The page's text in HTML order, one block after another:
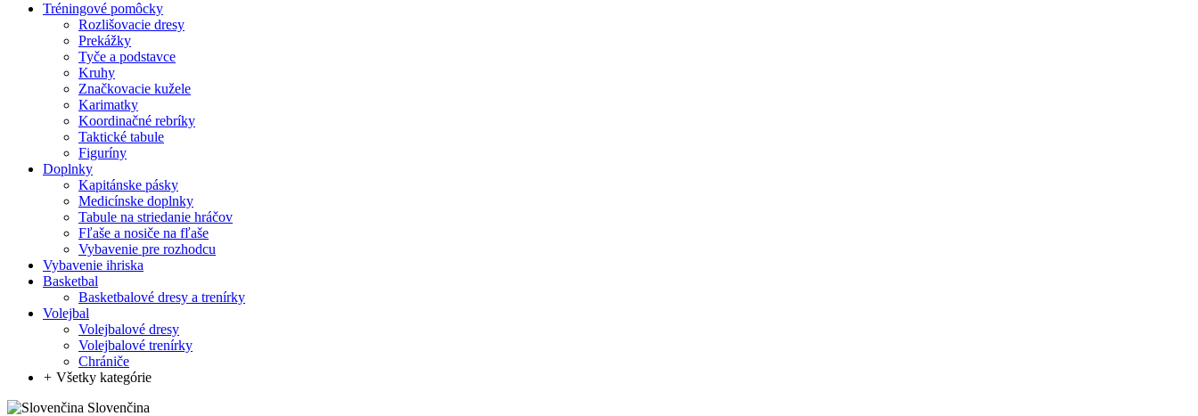
Tréningové pomôcky
Rozlišovacie dresy
Prekážky
Tyče a podstavce
Kruhy
Značkovacie kužele
Karimatky
Koordinačné rebríky
Taktické tabule
Figuríny
Doplnky
Kapitánske pásky
Medicínske doplnky
Tabule na striedanie hráčov
Fľaše a nosiče na fľaše
Vybavenie pre rozhodcu
Vybavenie ihriska
Basketbal
Basketbalové dresy a trenírky
Volejbal
Volejbalové dresy
Volejbalové trenírky
Chrániče
+ Všetky kategórie
Slovenčina